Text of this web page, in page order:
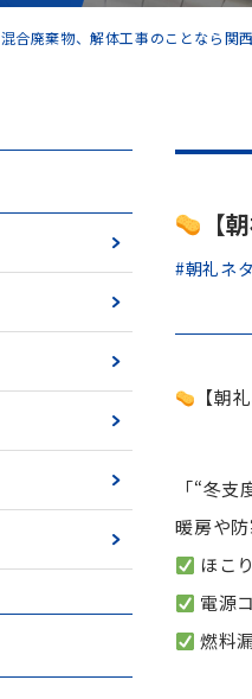
合廃棄物、解体工事のことなら関
【
#朝礼ネタ
【朝
「“冬
暖房や防
ほこ
電源
燃料